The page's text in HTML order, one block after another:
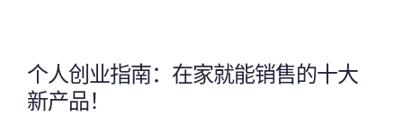
个人创业指南：在家就能销售的十大
新产品！